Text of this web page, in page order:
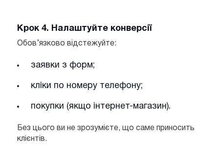
Крок 4. Налаштуйте конверсії
Обов’язково відстежуйте:
заявки з форм;
кліки по номеру телефону;
покупки (якщо інтернет-магазин).
Без цього ви не зрозумієте, що саме приносить
клієнтів.